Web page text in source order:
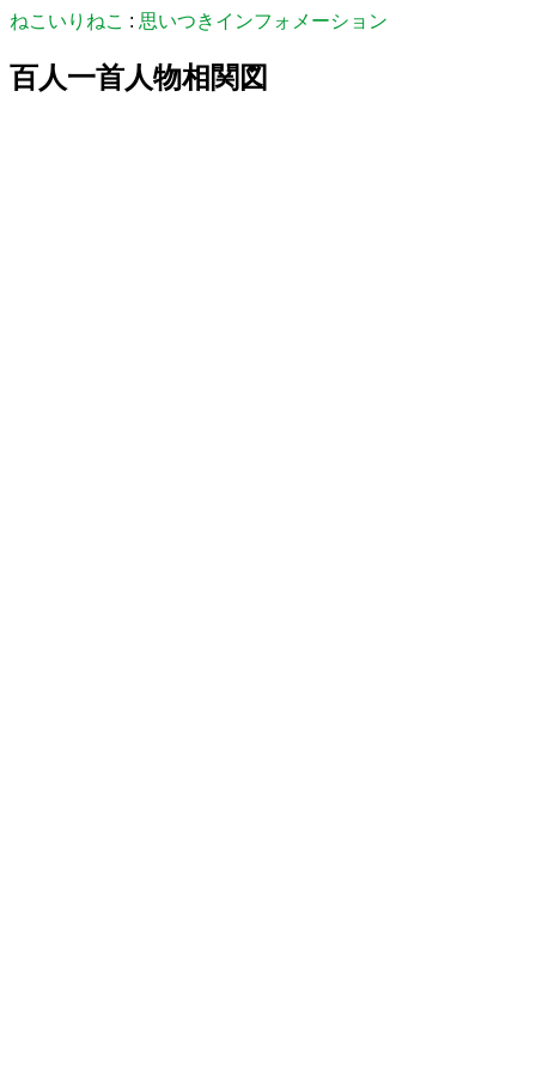
ねこいりねこ : 思いつきインフォメーション
百人一首人物相関図